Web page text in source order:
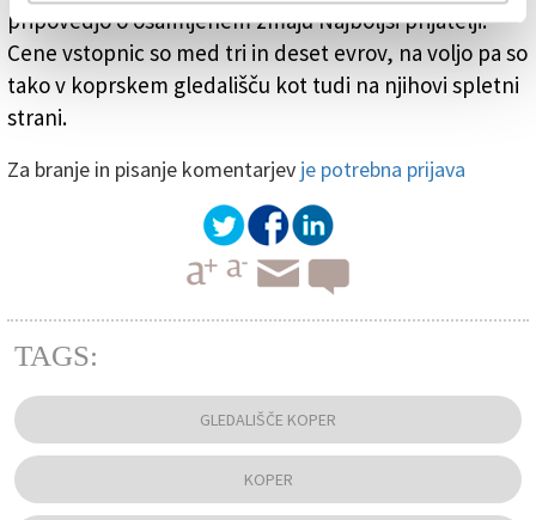
pripovedjo o osamljenem zmaju Najboljši prijatelji.
Cene vstopnic so med tri in deset evrov, na voljo pa so
tako v koprskem gledališču kot tudi na njihovi spletni
strani.
Za branje in pisanje komentarjev je potrebna prijava
TAGS:
GLEDALIŠČE KOPER
KOPER